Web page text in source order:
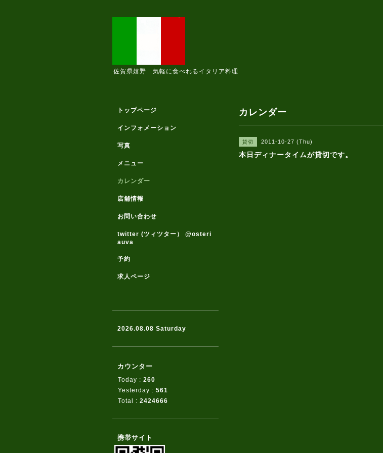
佐賀県嬉野 気軽に食べれるイタリア料理
カレンダー
貸切 2011-10-27 (Thu)
本日ディナータイムが貸切です。
トップページ
インフォメーション
写真
メニュー
カレンダー
店舗情報
お問い合わせ
twitter (ツィツター） @osteri
auva
予約
求人ページ
2026.08.08 Saturday
カウンター
Today : 260
Yesterday : 561
Total : 2424666
携帯サイト